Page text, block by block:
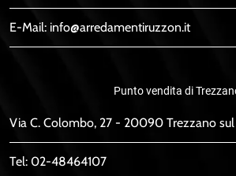
E-Mail: info@arredamentiruzzon.it
Punto vendita di
Via C. Colombo, 27 - 20090 Trezzano
Tel: 02-48464107